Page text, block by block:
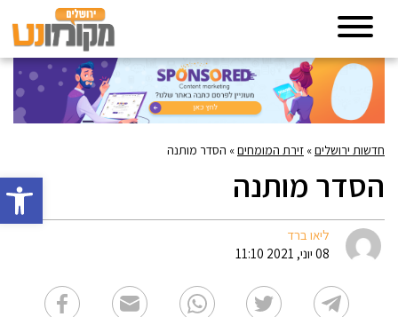
פתח
חדשות ירושלים» זירת המומחים» הסדר מותנה
הסדר מותנה
ליאו ברד
08 יוני, 2021 11:10